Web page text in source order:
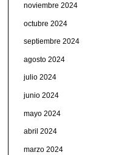
noviembre 2024
octubre 2024
septiembre 2024
agosto 2024
julio 2024
junio 2024
mayo 2024
abril 2024
marzo 2024